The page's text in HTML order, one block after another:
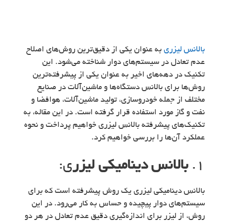
بالانس لیزری به عنوان یکی از دقیق‌ترین روش‌های اصلاح
عدم تعادل در سیستم‌های دوار شناخته می‌شود. این
تکنیک در دهه‌های اخیر به عنوان یکی از پیشرفته‌ترین
روش‌ها برای بالانس دستگاه‌ها و ماشین‌آلات در صنایع
مختلف از جمله خودروسازی، تولید ماشین‌آلات، هوافضا و
نفت و گاز مورد استفاده قرار گرفته است. در این مقاله، به
تکنیک‌های پیشرفته بالانس لیزری خواهیم پرداخت و نحوه
عملکرد آن‌ها را بررسی خواهیم کرد.
۱. بالانس دینامیکی لیزری:
بالانس دینامیکی لیزری یک روش پیشرفته است که برای
سیستم‌های دوار پیچیده و حساس به کار می‌رود. در این
روش، از لیزر برای اندازه‌گیری دقیق عدم تعادل در هر دو